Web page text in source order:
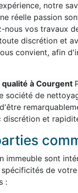
notre
réelle passion
nous vos travaux
discrétion et
convient, afin
à Courgent
société de
discrétion et
immeuble sont
de
: